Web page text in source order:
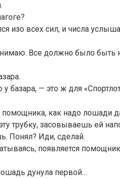
изо всех сил, и числа
Все должно было быть
у базара, — это ж для
помощника, как надо лошади
трубку, засовываешь ей
Понял? Иди, сделай.
появляется помощник
дунула первой…